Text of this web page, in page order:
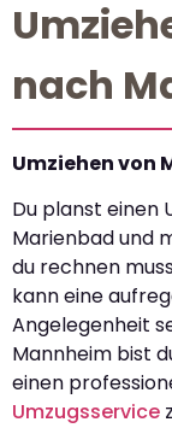
nach
Umziehen von
Du planst einen
Marienbad und
du rechnen
kann eine
Angelegenheit
Mannheim bist
einen
Umzugsservice